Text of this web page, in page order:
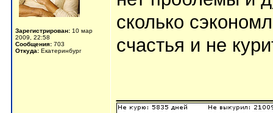
Зарегистрирован: 10 мар
2009, 22:58
Сообщения: 703
Откуда: Екатеринбург
сколько
счастья и не